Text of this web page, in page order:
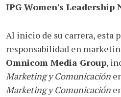
IPG Women's Leadership
Al inicio de su carrera, esta
responsabilidad en
Omnicom Media Group,
Marketing y Comunicación
Marketing y Comunicación